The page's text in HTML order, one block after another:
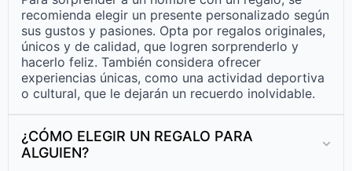
recomienda elegir un presente personalizado según
sus gustos y pasiones. Opta por regalos originales,
únicos y de calidad, que logren sorprenderlo y
hacerlo feliz. También considera ofrecer
experiencias únicas, como una actividad deportiva
o cultural, que le dejarán un recuerdo inolvidable.
¿CÓMO ELEGIR UN REGALO PARA
ALGUIEN?